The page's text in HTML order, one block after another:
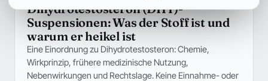
Dihydrotestosteron (DHT)-
Suspensionen: Was der Stoff ist und
warum er heikel ist
Eine Einordnung zu Dihydrotestosteron: Chemie,
Wirkprinzip, frühere medizinische Nutzung,
Nebenwirkungen und Rechtslage. Keine Einnahme- oder